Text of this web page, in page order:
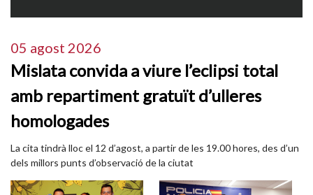
05 agost 2026
Mislata convida a viure l’eclipsi total
amb repartiment gratuït d’ulleres
homologades
La cita tindrà lloc el 12 d’agost, a partir de les 19.00 hores, des d’un
dels millors punts d’observació de la ciutat